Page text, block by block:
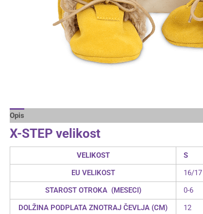
Opis
X-STEP velikost
VELIKOST S
EU VELIKOST
16/17
STAROST OTROKA (MESECI)
0-6
DOLŽINA PODPLATA ZNOTRAJ ČEVLJA (CM)
12